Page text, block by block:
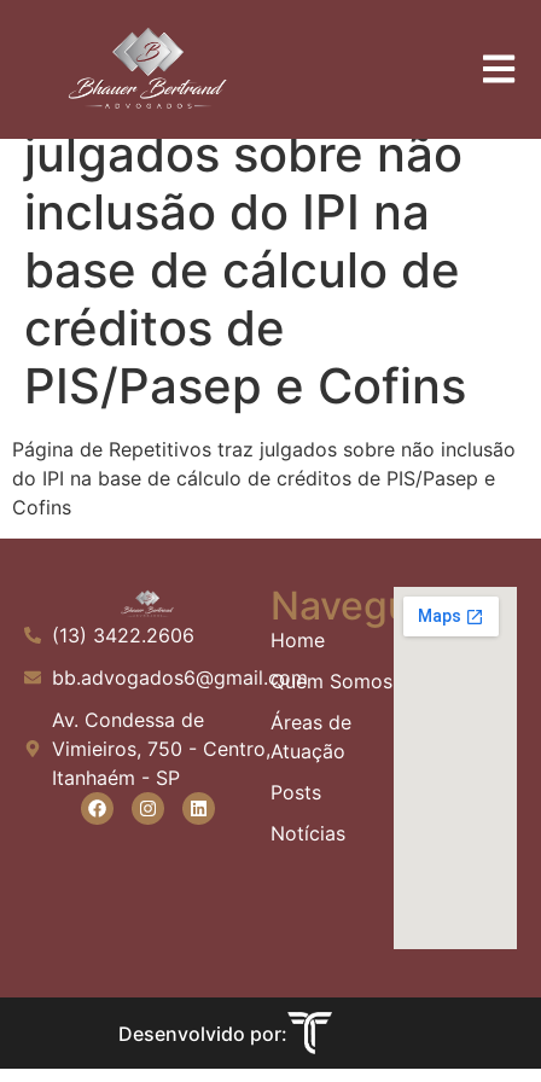
Página de
Repetitivos traz
julgados sobre não
inclusão do IPI na
base de cálculo de
créditos de
PIS/Pasep e Cofins
Página de Repetitivos traz julgados sobre não inclusão
do IPI na base de cálculo de créditos de PIS/Pasep e
Cofins
(13) 3422.2606
bb.advogados6@gmail.com
Av. Condessa de
Vimieiros, 750 - Centro,
Itanhaém - SP
Navegue
Home
Quem Somos
Áreas de
Atuação
Posts
Notícias
Desenvolvido por: